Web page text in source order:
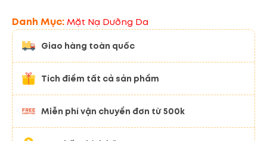
Danh Mục:Mặt Nạ Dưỡng Da
Giao hàng toàn quốc
Tích điểm tất cả sản phẩm
Miễn phí vận chuyển đơn từ 500k